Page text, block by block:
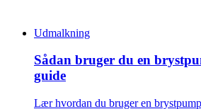
Udmalkning
Sådan bruger du en
guide
Lær hvordan du bruger en